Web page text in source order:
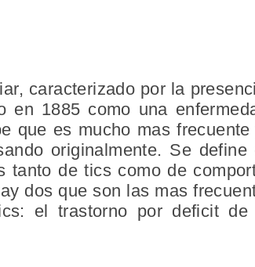
caracterizado por la
en 1885 como una
que es mucho mas
originalmente. Se define
tanto de tics como de
dos que son las mas
el trastorno por deficit de